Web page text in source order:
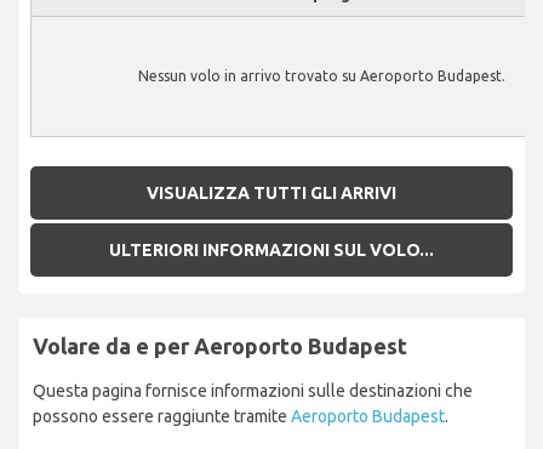
Nessun volo in arrivo trovato su Aeroporto Budapest.
VISUALIZZA TUTTI GLI ARRIVI
ULTERIORI INFORMAZIONI SUL VOLO...
Volare da e per Aeroporto Budapest
Questa pagina fornisce informazioni sulle destinazioni che
possono essere raggiunte tramite Aeroporto Budapest.